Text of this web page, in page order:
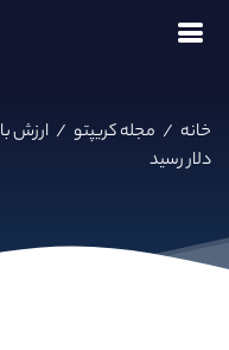
خانه / مجله کریپتو /
دلار رسید